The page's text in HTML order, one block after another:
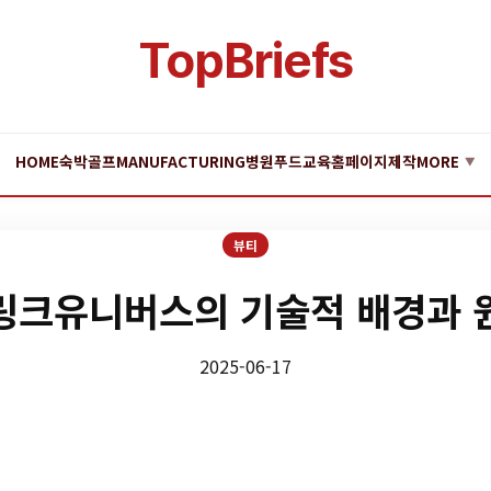
TopBriefs
HOME숙박골프MANUFACTURING병원푸드교육홈페이지제작MORE ▼
뷰티
크유니버스의 기술적 배경과
2025-06-17